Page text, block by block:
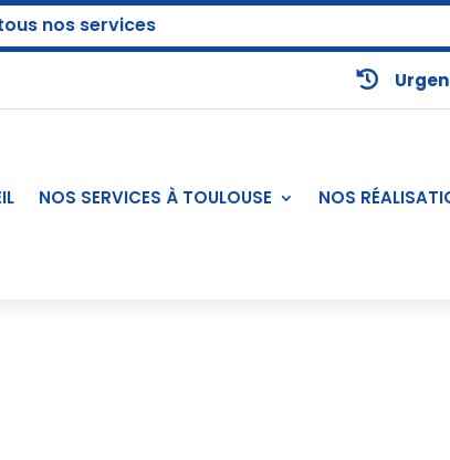
nos services

NOS SERVICES À TOULOUSE NOS